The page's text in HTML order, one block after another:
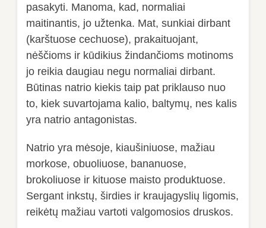
pasakyti. Manoma, kad, normaliai
maitinantis, jo užtenka. Mat, sunkiai dirbant
(karštuose cechuose), prakaituojant,
nėščioms ir kūdikius žindančioms motinoms
jo reikia daugiau negu normaliai dirbant.
Būtinas natrio kiekis taip pat priklauso nuo
to, kiek suvartojama kalio, baltymų, nes kalis
yra natrio antagonistas.
Natrio yra mėsoje, kiaušiniuose, mažiau
morkose, obuoliuose, bananuose,
brokoliuose ir kituose maisto produktuose.
Sergant inkstų, širdies ir kraujagyslių ligomis,
reikėtų mažiau vartoti valgomosios druskos.